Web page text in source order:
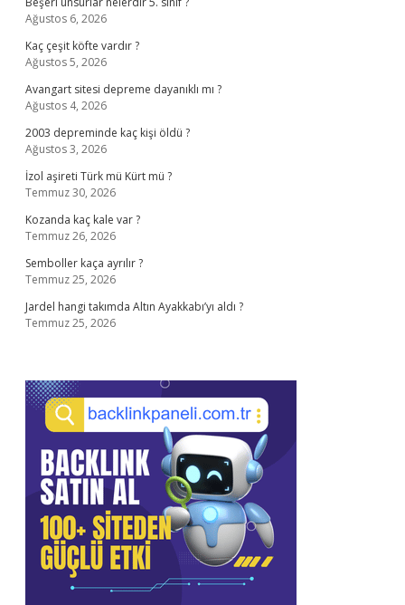
Ağustos 6, 2026
Kaç çeşit köfte vardır ?
Ağustos 5, 2026
Avangart sitesi depreme dayanıklı mı ?
Ağustos 4, 2026
2003 depreminde kaç kişi öldü ?
Ağustos 3, 2026
İzol aşireti Türk mü Kürt mü ?
Temmuz 30, 2026
Kozanda kaç kale var ?
Temmuz 26, 2026
Semboller kaça ayrılır ?
Temmuz 25, 2026
Jardel hangi takımda Altın Ayakkabı’yı aldı ?
Temmuz 25, 2026